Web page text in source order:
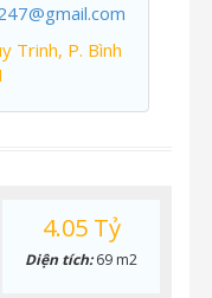
Trinh, P. Bình
4.05 Tỷ
Diện tích:69 m2